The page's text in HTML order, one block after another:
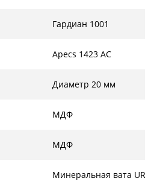
Гардиан 1001
Apecs 1423 AC
Диаметр 20 мм
МДФ
МДФ
Минеральная вата